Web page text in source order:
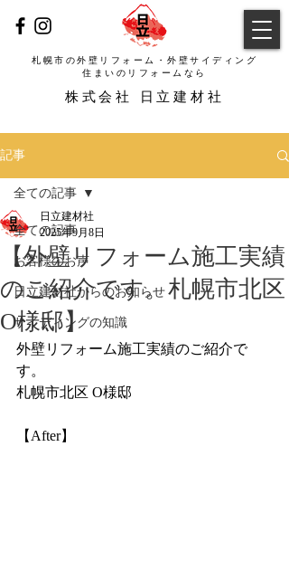
札幌市の外壁リフォーム・外壁サイディング
​株式会社 日立建材社
​住まいのリフォームなら
記事
全ての記事
お客様のお声
日立建材社からのお知らせ
サイディングの知識
全ての記事
【外壁リフォーム施工実績
のご紹介です。札幌市北区
O様邸】
日立建材社
2025年9月8日
外壁リフォーム施工実績のご紹介で
す。
札幌市北区 O様邸
【After】